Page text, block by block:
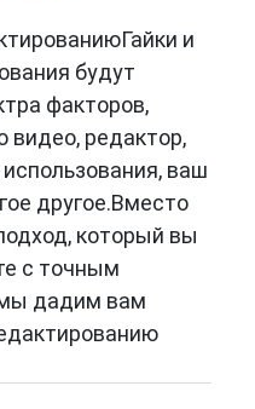
и
будут
факторов,
видео, редактор,
ваш
другое.Вместо
который вы
с точным
дадим вам